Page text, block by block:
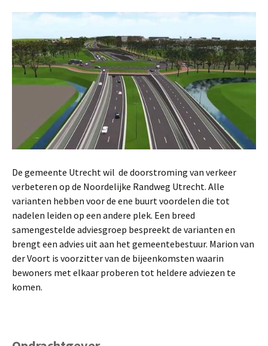
De gemeente Utrecht wil de doorstroming van verkeer
verbeteren op de Noordelijke Randweg Utrecht. Alle
varianten hebben voor de ene buurt voordelen die tot
nadelen leiden op een andere plek. Een breed
samengestelde adviesgroep bespreekt de varianten en
brengt een advies uit aan het gemeentebestuur. Marion van
der Voort is voorzitter van de bijeenkomsten waarin
bewoners met elkaar proberen tot heldere adviezen te
komen.